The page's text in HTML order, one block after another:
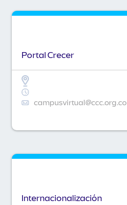
Portal Crecer
campusvirtual@ccc.org.co
Internacionalización